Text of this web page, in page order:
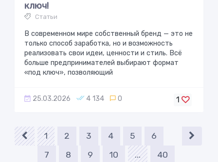
ключ!
Статьи
В современном мире собственный бренд — это не
только способ заработка, но и возможность
реализовать свои идеи, ценности и стиль. Всё
больше предпринимателей выбирают формат
«под ключ», позволяющий
25.03.2026 4 134 0 1
1 2 3 4 5
6
7
8 9 10 ... 40